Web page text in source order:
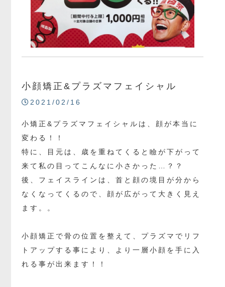
小顔矯正&プラズマフェイシャル
2021/02/16
小矯正&プラズマフェイシャルは、顔が本当に
変わる！！
特に、目元は、歳を重ねてくると瞼が下がって
来て私の目ってこんなに小さかった…？？
後、フェイスラインは、首と顔の境目が分から
なくなってくるので、顔が広がって大きく見え
ます。。
小顔矯正で骨の位置を整えて、プラズマでリフ
トアップする事により、より一層小顔を手に入
れる事が出来ます！！